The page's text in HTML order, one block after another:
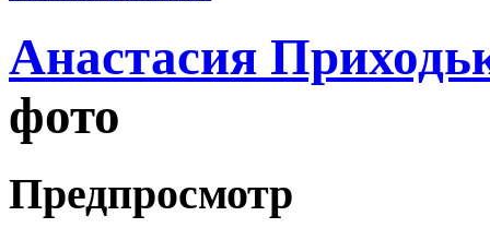
Анастасия
фото
Предпросмотр